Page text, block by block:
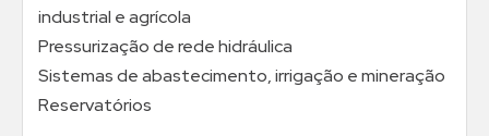
industrial e agrícola
Pressurização de rede hidráulica
Sistemas de abastecimento, irrigação e mineração
Reservatórios